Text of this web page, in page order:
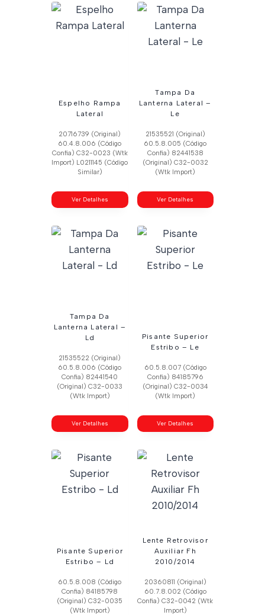
Espelho Rampa
Lateral
20716739 (Original)
60.4.8.006 (Código
Confia) C32-0023 (Wtk
Import) L0211145 (Código
Similar)
Ver Detalhes
Tampa Da
Lanterna Lateral –
Le
21535521 (Original)
60.5.8.005 (Código
Confia) 82441538
(Original) C32-0032
(Wtk Import)
Ver Detalhes
Tampa Da
Lanterna Lateral –
Ld
21535522 (Original)
60.5.8.006 (Código
Confia) 82441540
(Original) C32-0033
(Wtk Import)
Ver Detalhes
Pisante Superior
Estribo – Le
60.5.8.007 (Código
Confia) 84185796
(Original) C32-0034
(Wtk Import)
Ver Detalhes
Pisante Superior
Estribo – Ld
60.5.8.008 (Código
Confia) 84185798
(Original) C32-0035
(Wtk Import)
Lente Retrovisor
Auxiliar Fh
2010/2014
20360811 (Original)
60.7.8.002 (Código
Confia) C32-0042 (Wtk
Import)